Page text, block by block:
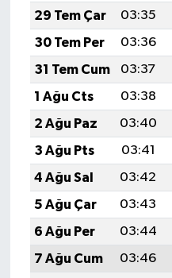
29 Tem Çar
03:35
30 Tem Per
03:36
31 Tem Cum
03:37
1 Ağu Cts
03:38
2 Ağu Paz
03:40
3 Ağu Pts
03:41
4 Ağu Sal
03:42
5 Ağu Çar
03:43
6 Ağu Per
03:44
7 Ağu Cum
03:46